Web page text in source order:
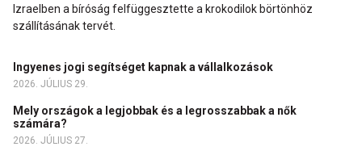
Izraelben a bíróság felfüggesztette a krokodilok börtönhöz
szállításának tervét.
Ingyenes jogi segítséget kapnak a vállalkozások
2026. JÚLIUS 29.
Mely országok a legjobbak és a legrosszabbak a nők
számára?
2026. JÚLIUS 27.